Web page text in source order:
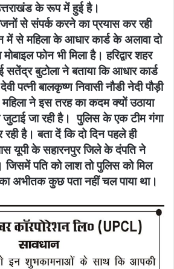
के रूप में हुई है।
से संपर्क करने का प्रयास कर रही
में से महिला के आधार कार्ड के अलावा दो
फोन भी मिला है। हरिद्वार शहर
बुटोला ने बताया कि आधार कार्ड
पत्नी बालकृष्ण निवासी नौडी नेदी पौड़ी
ने इस तरह का कदम क्यों उठाया
जुटाई जा रही है। पुलिस के एक टीम गंगा
है। बता दें कि दो दिन पहले ही
यूपी के सहारनपुर जिले के दंपति ने
पति को लाश तो पुलिस को मिल
अभीतक कुछ पता नहीं चल पाया था।